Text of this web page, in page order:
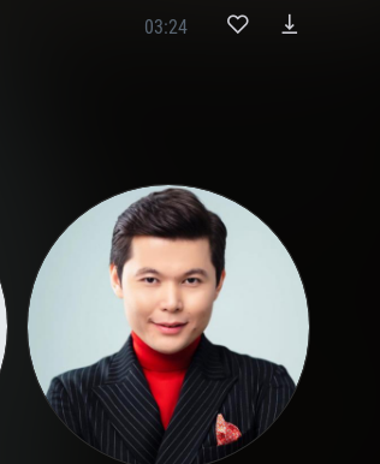
03:24